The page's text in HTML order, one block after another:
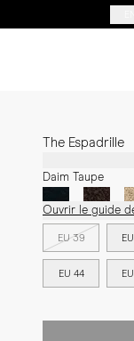
The Espadrille
Daim Taupe
Ouvrir le guide
EU 39
EU 44